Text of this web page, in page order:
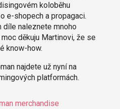
koloběhu
e-shopech a propagaci.
díle naleznete mnoho
děkuju Martinovi, že se
know-how.
najdete už nyní na
platformách.
merchandise